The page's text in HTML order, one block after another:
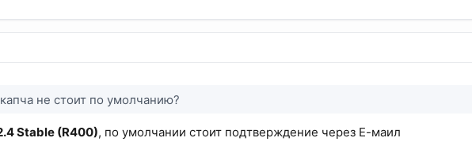
не стоит по умолчанию?
Stable (R400), по умолчании стоит подтверждение через Е-маил